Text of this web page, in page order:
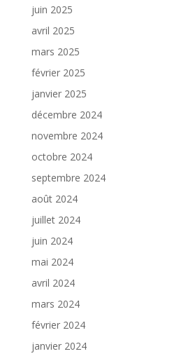
juin 2025
avril 2025
mars 2025
février 2025
janvier 2025
décembre 2024
novembre 2024
octobre 2024
septembre 2024
août 2024
juillet 2024
juin 2024
mai 2024
avril 2024
mars 2024
février 2024
janvier 2024